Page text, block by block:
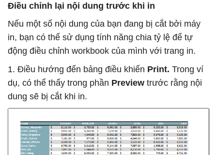
Điều chỉnh lại nội dung trước khi in
Nếu một số nội dung của bạn đang bị cắt bởi máy
in, bạn có thể sử dụng tính năng chia tỷ lệ để tự
động điều chỉnh workbook của mình với trang in.
1. Điều hướng đến bảng điều khiển Print. Trong ví
dụ, có thể thấy trong phần Preview trước rằng nội
dung sẽ bị cắt khi in.